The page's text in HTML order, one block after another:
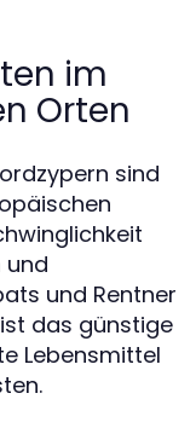
im
Orten
sind
und
und Rentner
das günstige
Lebensmittel